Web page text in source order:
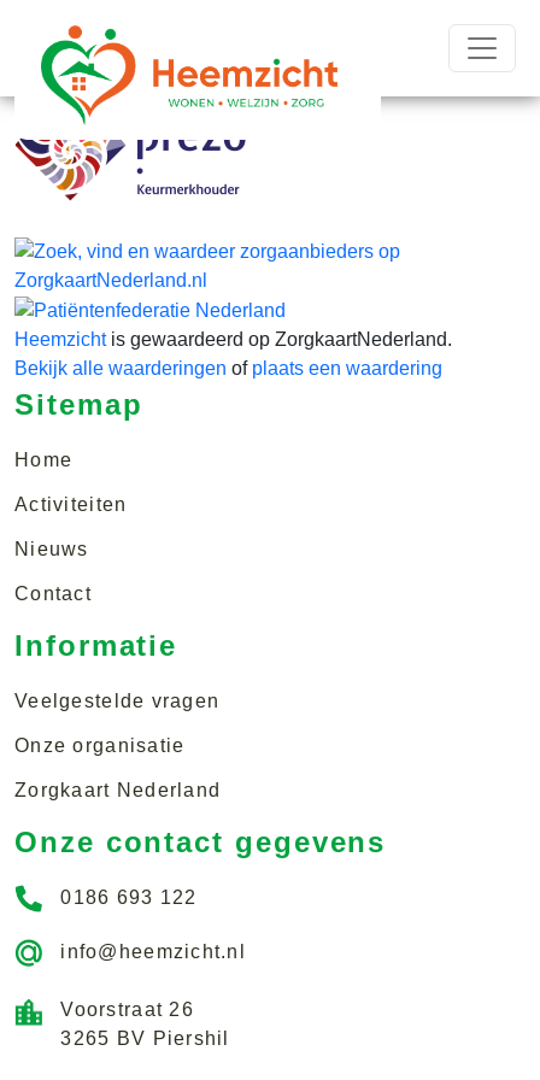
Heemzichtis gewaardeerd op ZorgkaartNederland.
Bekijk alle waarderingen of plaats een waardering
Sitemap
Home
Activiteiten
Nieuws
Contact
Informatie
Veelgestelde vragen
Onze organisatie
Zorgkaart Nederland
Onze contact gegevens
0186 693 122
info@heemzicht.nl
Voorstraat 26
3265 BV Piershil